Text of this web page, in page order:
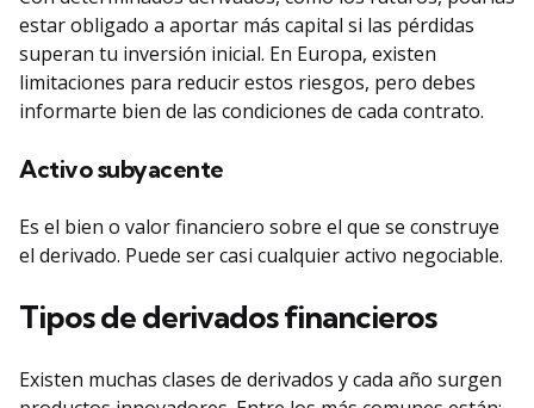
estar obligado a aportar más capital si las pérdidas
superan tu inversión inicial. En Europa, existen
limitaciones para reducir estos riesgos, pero debes
informarte bien de las condiciones de cada contrato.
Activo subyacente
Es el bien o valor financiero sobre el que se construye
el derivado. Puede ser casi cualquier activo negociable.
Tipos de derivados financieros
Existen muchas clases de derivados y cada año surgen